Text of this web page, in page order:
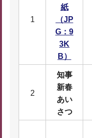
1
紙
（JP
G：9
3K
B）
2
知事
新春
あい
さつ